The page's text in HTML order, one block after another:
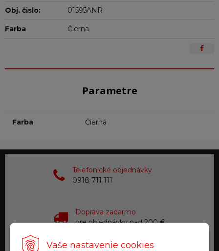
Vaše nastavenie cookies
Obj. čislo: 01595ANR
Farba Čierna
Parametre
Farba Čierna
Telefonické objednávky
0918 711 111
Doprava zadarmo
pre objednávky nad 200 €